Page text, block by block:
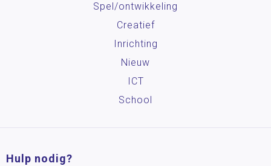
Spel/ontwikkeling
Creatief
Inrichting
Nieuw
ICT
School
Hulp nodig?